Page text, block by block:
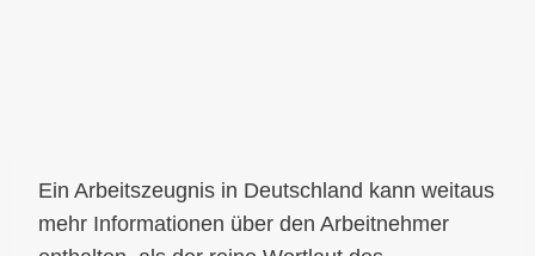
Ein Arbeitszeugnis in Deutschland kann weitaus
mehr Informationen über den Arbeitnehmer